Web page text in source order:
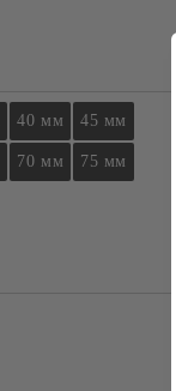
40 мм 45 мм
70 мм 75 мм